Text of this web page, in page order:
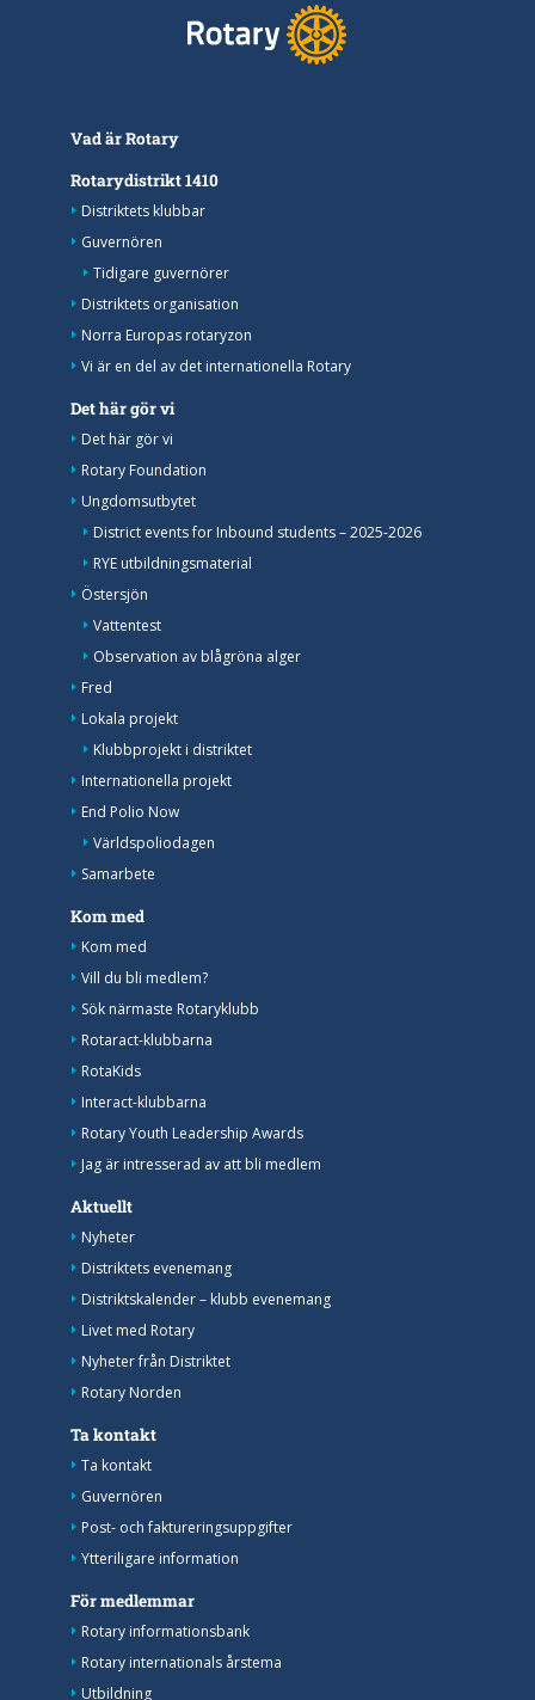
Vad är Rotary
Rotarydistrikt 1410
Distriktets klubbar
Guvernören
Tidigare guvernörer
Distriktets organisation
Norra Europas rotaryzon
Vi är en del av det internationella Rotary
Det här gör vi
Det här gör vi
Rotary Foundation
Ungdomsutbytet
District events for Inbound students – 2025-2026
RYE utbildningsmaterial
Östersjön
Vattentest
Observation av blågröna alger
Fred
Lokala projekt
Klubbprojekt i distriktet
Internationella projekt
End Polio Now
Världspoliodagen
Samarbete
Kom med
Kom med
Vill du bli medlem?
Sök närmaste Rotaryklubb
Rotaract-klubbarna
RotaKids
Interact-klubbarna
Rotary Youth Leadership Awards
Jag är intresserad av att bli medlem
Aktuellt
Nyheter
Distriktets evenemang
Distriktskalender – klubb evenemang
Livet med Rotary
Nyheter från Distriktet
Rotary Norden
Ta kontakt
Ta kontakt
Guvernören
Post- och faktureringsuppgifter
Ytteriligare information
För medlemmar
Rotary informationsbank
Rotary internationals årstema
Utbildning